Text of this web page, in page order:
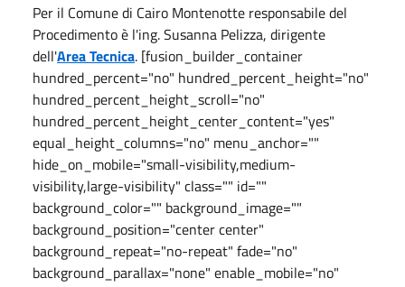
Per il Comune di Cairo Montenotte responsabile del
Procedimento è l'ing. Susanna Pelizza, dirigente
dell'Area Tecnica. [fusion_builder_container
hundred_percent="no" hundred_percent_height="no"
hundred_percent_height_scroll="no"
hundred_percent_height_center_content="yes"
equal_height_columns="no" menu_anchor=""
hide_on_mobile="small-visibility,medium-
visibility,large-visibility" class="" id=""
background_color="" background_image=""
background_position="center center"
background_repeat="no-repeat" fade="no"
background_parallax="none" enable_mobile="no"